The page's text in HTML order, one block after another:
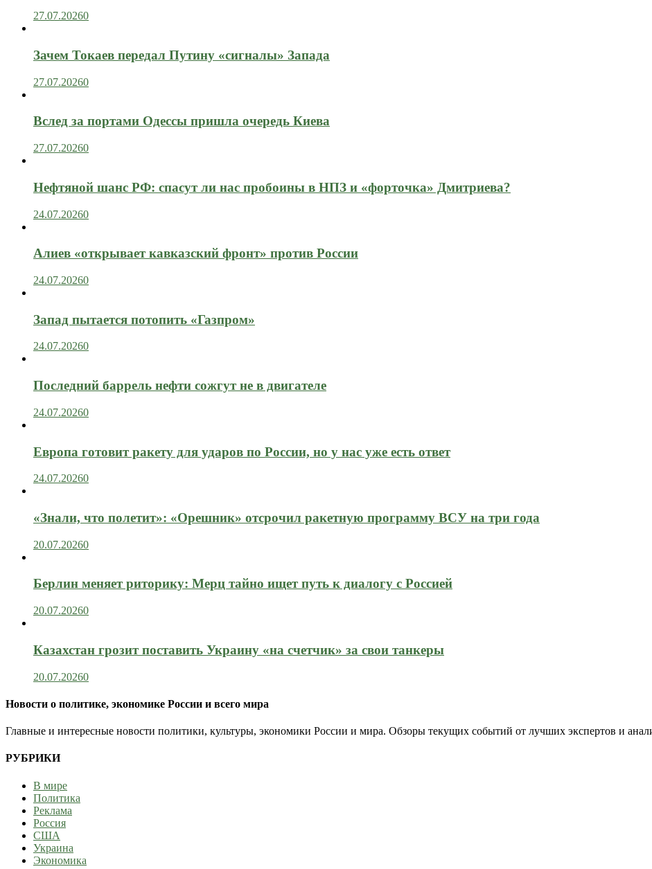
27.07.20260
Зачем Токаев передал Путину «сигналы» Запада
27.07.20260
Вслед за портами Одессы пришла очередь Киева
27.07.20260
Нефтяной шанс РФ: спасут ли нас пробоины в НПЗ и «форточка» Дмитриева?
24.07.20260
Алиев «открывает кавказский фронт» против России
24.07.20260
Запад пытается потопить «Газпром»
24.07.20260
Последний баррель нефти сожгут не в двигателе
24.07.20260
Европа готовит ракету для ударов по России, но у нас уже есть ответ
24.07.20260
«Знали, что полетит»: «Орешник» отсрочил ракетную программу ВСУ на три года
20.07.20260
Берлин меняет риторику: Мерц тайно ищет путь к диалогу с Россией
20.07.20260
Казахстан грозит поставить Украину «на счетчик» за свои танкеры
20.07.20260
Новости о политике, экономике России и всего мира
Главные и интересные новости политики, культуры, экономики России и мира. Обзоры текущих событий от лучших экспертов и
РУБРИКИ
В мире
Политика
Реклама
Россия
США
Украина
Экономика